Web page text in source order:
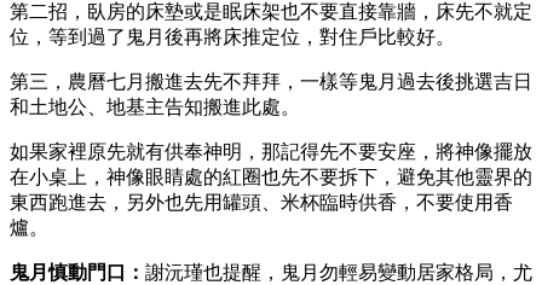
第二招，臥房的床墊或是眠床架也不要直接靠牆，床先不就定
位，等到過了鬼月後再將床推定位，對住戶比較好。
第三，農曆七月搬進去先不拜拜，一樣等鬼月過去後挑選吉日
和土地公、地基主告知搬進此處。
如果家裡原先就有供奉神明，那記得先不要安座，將神像擺放
在小桌上，神像眼睛處的紅圈也先不要拆下，避免其他靈界的
東西跑進去，另外也先用罐頭、米杯臨時供香，不要使用香
爐。
鬼月慎動門口： 謝沅瑾也提醒，鬼月勿輕易變動居家格局，尤